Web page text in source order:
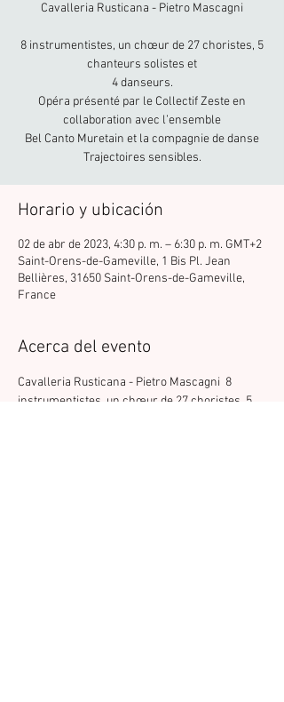
Cavalleria Rusticana - Pietro Mascagni
8 instrumentistes, un chœur de 27 choristes, 5
chanteurs solistes et
4 danseurs.
Opéra présenté par le Collectif Zeste en
collaboration avec l’ensemble
Bel Canto Muretain et la compagnie de danse
Trajectoires sensibles.
Horario y ubicación
02 de abr de 2023, 4:30 p. m. – 6:30 p. m. GMT+2
Saint-Orens-de-Gameville, 1 Bis Pl. Jean
Bellières, 31650 Saint-Orens-de-Gameville,
France
Acerca del evento
Cavalleria Rusticana - Pietro Mascagni  8
instrumentistes, un chœur de 27 choristes, 5